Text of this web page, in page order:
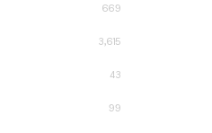
669
3,615
43
99